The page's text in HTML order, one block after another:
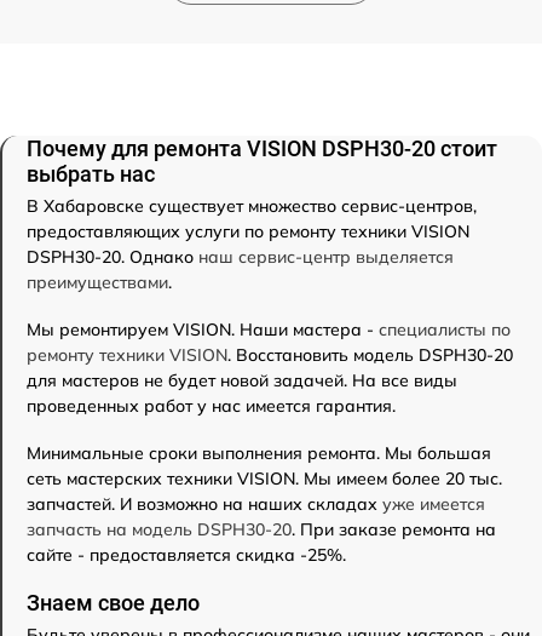
Почему для ремонта VISION DSPH30-20 стоит
выбрать нас
В Хабаровске существует множество сервис-центров,
предоставляющих услуги по ремонту техники VISION
DSPH30-20. Однако наш сервис-центр выделяется
преимуществами.
Мы ремонтируем VISION. Наши мастера - специалисты по
ремонту техники VISION. Восстановить модель DSPH30-20
для мастеров не будет новой задачей. На все виды
проведенных работ у нас имеется гарантия.
Минимальные сроки выполнения ремонта. Мы большая
сеть мастерских техники VISION. Мы имеем более 20 тыс.
запчастей. И возможно на наших складах уже имеется
запчасть на модель DSPH30-20. При заказе ремонта на
сайте - предоставляется скидка -25%.
Знаем свое дело